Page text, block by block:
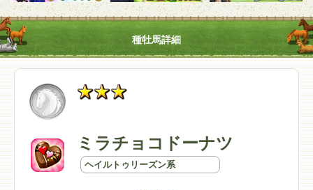
種牡馬詳細
ミラチョコドーナツ
ヘイルトゥリーズン系